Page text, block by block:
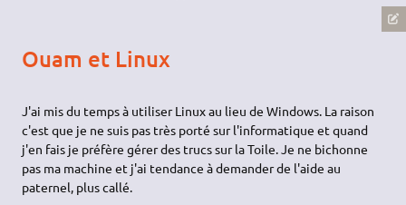
Ouam et Linux
J'ai mis du temps à utiliser Linux au lieu de Windows. La raison
c'est que je ne suis pas très porté sur l'informatique et quand
j'en fais je préfère gérer des trucs sur la Toile. Je ne bichonne
pas ma machine et j'ai tendance à demander de l'aide au
paternel, plus callé.